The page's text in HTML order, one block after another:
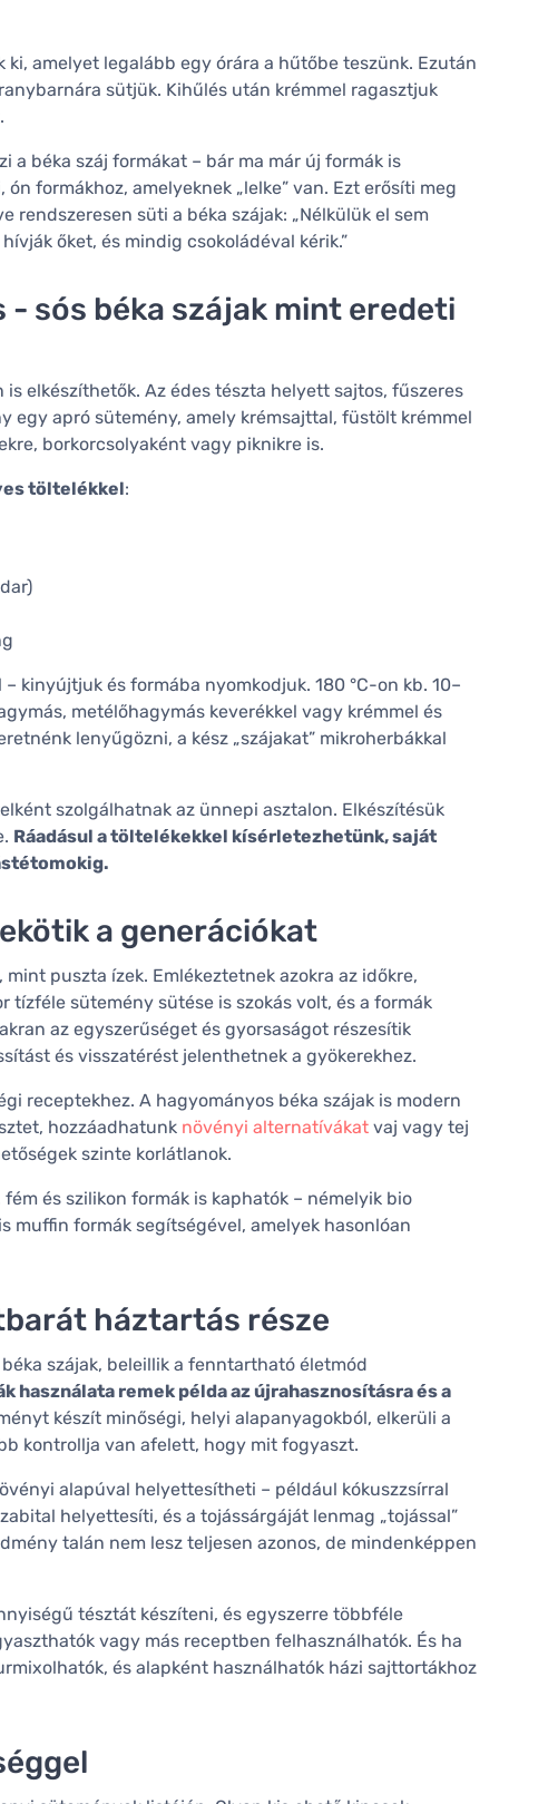
ki, amelyet legalább egy órára a hűtőbe teszünk. Ezután
sütjük. Kihűlés után krémmel ragasztjuk
a béka száj formákat – bár ma már új formák is
formákhoz, amelyeknek „lelke” van. Ezt erősíti meg
süti a béka szájak: „Nélkülük el sem
őket, és mindig csokoládéval kérik.”
- sós béka szájak mint eredeti
elkészíthetők. Az édes tészta helyett sajtos, fűszeres
egy apró sütemény, amely krémsajttal, füstölt krémmel
borkorcsolyaként vagy piknikre is.
töltelékkel:
kinyújtjuk és formába nyomkodjuk. 180 °C-on kb. 10–
metélőhagymás keverékkel vagy krémmel és
lenyűgözni, a kész „szájakat” mikroherbákkal
szolgálhatnak az ünnepi asztalon. Elkészítésük
Ráadásul a töltelékekkel kísérletezhetünk, saját
a generációkat
puszta ízek. Emlékeztetnek azokra az időkre,
tízféle sütemény sütése is szokás volt, és a formák
az egyszerűséget és gyorsaságot részesítik
és visszatérést jelenthetnek a gyökerekhez.
receptekhez. A hagyományos béka szájak is modern
hozzáadhatunk növényi alternatívákat vaj vagy tej
szinte korlátlanok.
és szilikon formák is kaphatók – némelyik bio
muffin formák segítségével, amelyek hasonlóan
háztartás része
szájak, beleillik a fenntartható életmód
használata remek példa az újrahasznosításra és a
készít minőségi, helyi alapanyagokból, elkerüli a
kontrollja van afelett, hogy mit fogyaszt.
alapúval helyettesítheti – például kókuszzsírral
helyettesíti, és a tojássárgáját lenmag „tojással”
talán nem lesz teljesen azonos, de mindenképpen
tésztát készíteni, és egyszerre többféle
vagy más receptben felhasználhatók. És ha
és alapként használhatók házi sajttortákhoz